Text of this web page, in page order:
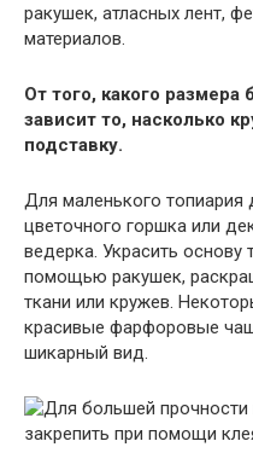
ракушек, атласных лент,
материалов.
От того, какого
зависит то, насколько
подставку.
Для маленького топиария
цветочного горшка или
ведерка. Украсить
помощью ракушек,
ткани или кружев.
красивые фарфоровые
шикарный вид.